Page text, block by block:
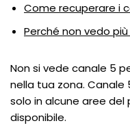
Come recuperare i
Perché non vedo
Non si vede canale 5
nella tua zona.
solo in alcune aree del
disponibile.